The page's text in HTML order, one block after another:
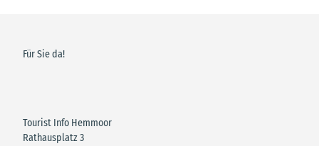
Für Sie da!
Tourist Info Hemmoor
Rathausplatz 3